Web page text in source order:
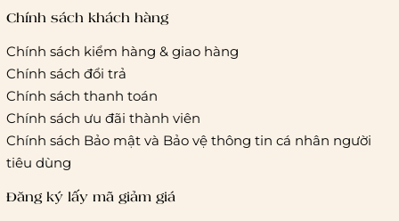
tác vận chuyển khác
Thời gian giao hàng
Hồ Chí Minh:
Hà Nội và các tỉnh thành khá
Chính sách khách hàng
Chính sách kiểm hàng & giao hàng
Chính sách đổi trả
Chính sách thanh toán
Chính sách ưu đãi thành viên
Chính sách Bảo mật và Bảo vệ thông tin cá nhân người
tiêu dùng
Đăng ký lấy mã giảm giá